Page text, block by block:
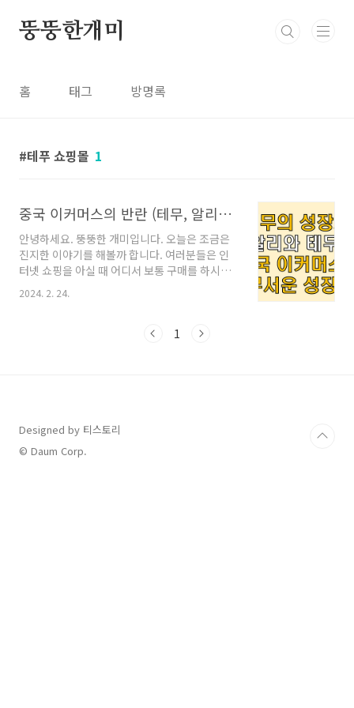
뚱뚱한개미
홈 태그 방명록
테푸 쇼핑몰 1
중국 이커머스의 반란 (테무, 알리익스프레스)
안녕하세요. 뚱뚱한 개미입니다. 오늘은 조금은
진지한 이야기를 해볼까 합니다. 여러분들은 인
터넷 쇼핑을 아실 때 어디서 보통 구매를 하시나
요? 쿠팡? 네이버쇼핑? G마켓? 작년까지만 해도
사실 앞의 언급한 쇼핑몰을 대부분 언급하셨을테
는 그래도 많이 들어보셨을텐데요. 보통 저렴한
자 순위 3위인걸 아시나요? 이젠 상황이 많이 반
전되었습니다. 국내 토종 이커머스 회사들의 매
출이 점점 줄어들고 있습니다. 처음엔 이게 단순
2024. 2. 24.
1
Designed by 티스토리
© Daum Corp.